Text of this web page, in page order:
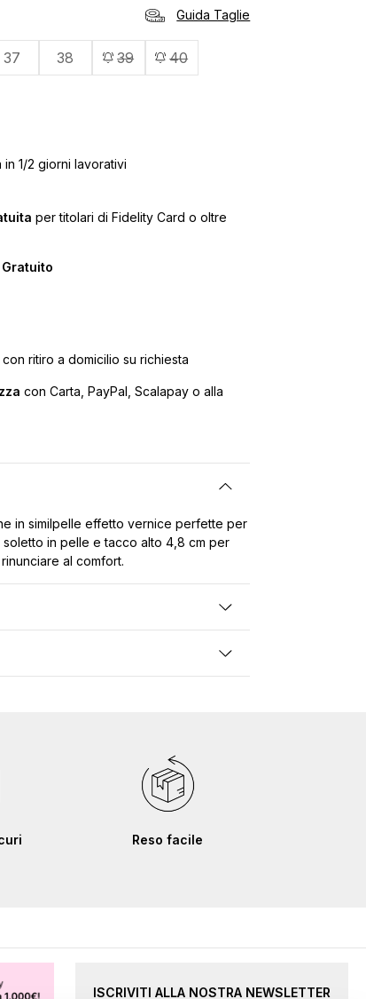
37 38 39 40
Guida Taglie
1/2 giorni lavorativi
per titolari di Fidelity Card o oltre
con ritiro a domicilio su richiesta
con Carta, PayPal, Scalapay o alla
in similpelle effetto vernice perfette per
in pelle e tacco alto 4,8 cm per
al comfort.
Reso facile
ISCRIVITI ALLA NOSTRA NEWSLETTER